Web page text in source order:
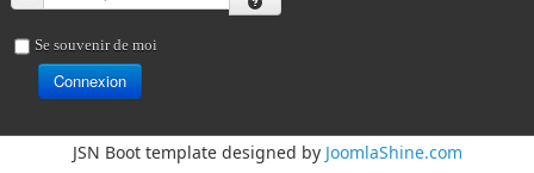
Se souvenir de moi
Connexion
JSN Boot template designed by JoomlaShine.com